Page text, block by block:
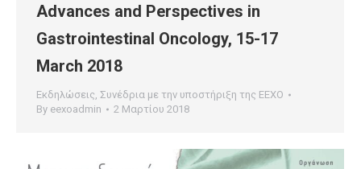
Advances and Perspectives in
Gastrointestinal Oncology, 15-17
March 2018
Εκδηλώσεις Συνέδρια με την υποστήριξη της ΕΕΧΟ
By eexoadmin 2 Μαρτίου 2018